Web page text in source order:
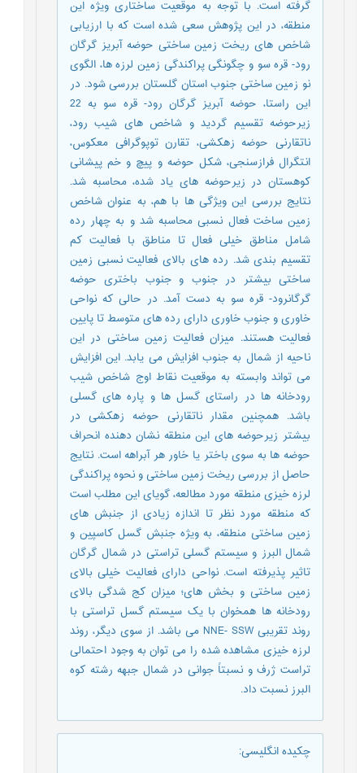
گرفته است. با توجه به موقعيت ساختارى ويژه این
منطقه، در این پژوهش سعی شده است که با ارزیابی
شاخص های ریخت زمین ساختی حوضه آبريز گرگان
رود- قره سو و چگونگی پراکندگی زمین لرزه ها، الگوی
نو زمین ساختی جنوب استان گلستان بررسی شود. در
این راستا، حوضه آبريز گرگان رود- قره سو به 22
زيرحوضه تقسیم گردید و شاخص های شیب رود،
ناتقارنی حوضه زهکشی، تقارن توپوگرافی معکوس،
انتگرال فرازسنجی، شکل حوضه و پیچ و خم پیشانی
کوهستان در زیرحوضه های یاد شده، محاسبه شد.
نتایج بررسی این ویژگی ها با هم، به عنوان شاخص
زمین ساخت فعال نسبی محاسبه شد و به چهار رده
شامل مناطق خیلی فعال تا مناطق با فعالیت کم
تقسیم بندی شد. رده های بالای فعالیت نسبی زمین
ساختی بیشتر در جنوب و جنوب باختری حوضه
گرگانرود- قره سو به دست آمد. در حالی که نواحی
خاوری و جنوب خاوری دارای رده های متوسط تا پایین
فعالیت هستند. میزان فعالیت زمین ساختی در این
ناحیه از شمال به جنوب افزایش می یابد. این افزایش
می تواند وابسته به موقعیت نقاط اوج شاخص شیب
رودخانه ها در راستای گسل ها و پاره های گسلی
باشد. همچنین مقدار ناتقارنی حوضه زهکشی در
بیشتر زیرحوضه های این منطقه نشان دهنده انحراف
حوضه ها به سوی باختر یا خاور هر آبراهه است. نتایج
حاصل از بررسی ریخت زمین ساختی و نحوه پراکندگی
لرزه خیزی منطقه مورد مطالعه، گویای این مطلب است
که منطقه مورد نظر تا اندازه زیادی از جنبش های
زمین ساختی منطقه، به ویژه جنبش گسل کاسپین و
شمال البرز و سیستم گسلی تراستی در شمال گرگان
تاثیر پذیرفته است. نواحی دارای فعالیت خیلی بالای
زمین ساختی و بخش های؛ میزان کج شدگی بالای
رودخانه ها همخوان با یک سیستم گسل تراستی با
روند تقریبی NNE- SSW می باشد. از سوی دیگر، روند
لرزه خیزی مشاهده شده را می توان به وجود احتمالی
تراست ژرف و نسبتاً جوانی در شمال جبهه رشته کوه
البرز نسبت داد.
چکیده انگلیسی: